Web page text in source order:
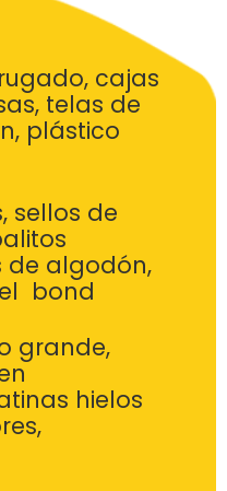
cajas
telas de
plástico
sellos de
de algodón,
bond
grande,
hielos